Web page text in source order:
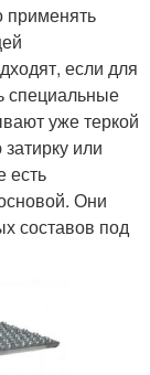
применять
если для
специальные
уже теркой
или
есть
Они
составов под